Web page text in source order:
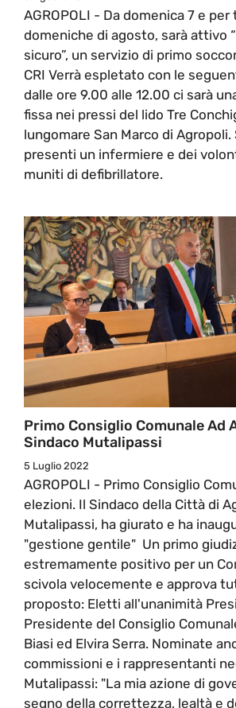
AGROPOLI - Da domenica 7 e
domeniche di agosto, sarà attivo
sicuro”, un servizio di primo
CRI Verrà espletato con le
dalle ore 9.00 alle 12.00 ci sarà
fissa nei pressi del lido Tre
lungomare San Marco di Agropoli.
presenti un infermiere e dei
muniti di defibrillatore.
Primo Consiglio Comunale Ad
Sindaco Mutalipassi
5 Luglio 2022
AGROPOLI - Primo Consiglio
elezioni. Il Sindaco della Città di
Mutalipassi, ha giurato e ha
"gestione gentile" Un primo
estremamente positivo per un
scivola velocemente e approva
proposto: Eletti all'unanimità
Presidente del Consiglio
Biasi ed Elvira Serra. Nominate
commissioni e i rappresentanti
Mutalipassi: "La mia azione di
segno della correttezza, lealtà e